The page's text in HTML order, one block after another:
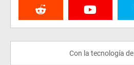
Con la tecnología de